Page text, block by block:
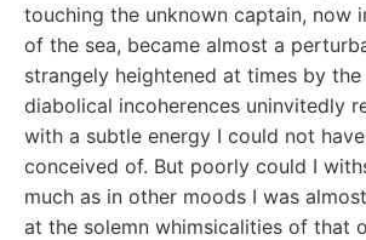
touching the unknown captain, now
of the sea, became almost a
strangely heightened at times by the
diabolical incoherences uninvitedly
with a subtle energy I could not
conceived of. But poorly could I
much as in other moods I was
at the solemn whimsicalities of that